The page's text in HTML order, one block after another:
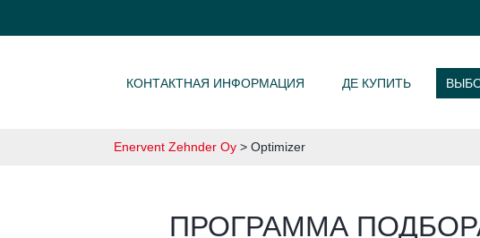
КОНТАКТНАЯ ИНФОРМАЦИЯ ДЕ КУПИТЬ
Enervent Zehnder Oy > Optimizer
ПРОГРАММА